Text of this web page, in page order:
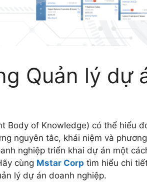
Quản lý dự
Body of Knowledge) có thể hiểu
nguyên tắc, khái niệm và
nghiệp triển khai dự án một
cùng Mstar Corp tìm hiểu chi
lý dự án doanh nghiệp.